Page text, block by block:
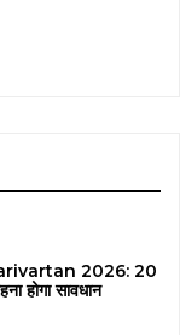
2026: 20
होगा सावधान